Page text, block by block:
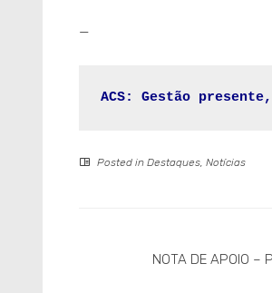
—
ACS: Gestão
Posted in Destaques Notícias
NOTA DE APOIO